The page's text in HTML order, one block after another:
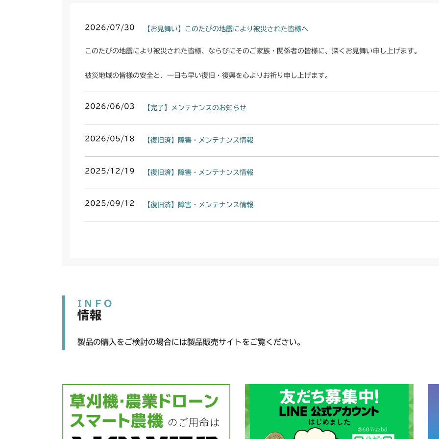
2026/07/30 【お見舞い】このたびの地震により被災された皆様へ
このたびの地震により被災された皆様、ならびにそのご家族・関係者の皆様に、深くお見舞い申し上げます。
被災地域の皆様の安全と、一日も早い復旧・復興を心よりお祈り申し上げます。
2026/06/03 【完了】メンテナンスのお知らせ
2026/05/18 【復旧済】障害・メンテナンス情報
2025/12/19 【復旧済】障害・メンテナンス情報
2025/09/12 【復旧済】障害・メンテナンス情報
INFO
情報
製品の購入をご検討の場合には製品販売サイトをご覧ください。